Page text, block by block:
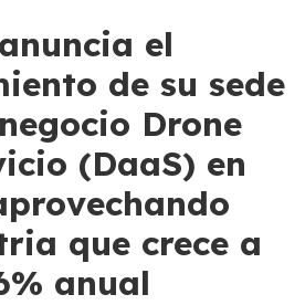
el
de su sede
Drone
(DaaS) en
que crece a
anual